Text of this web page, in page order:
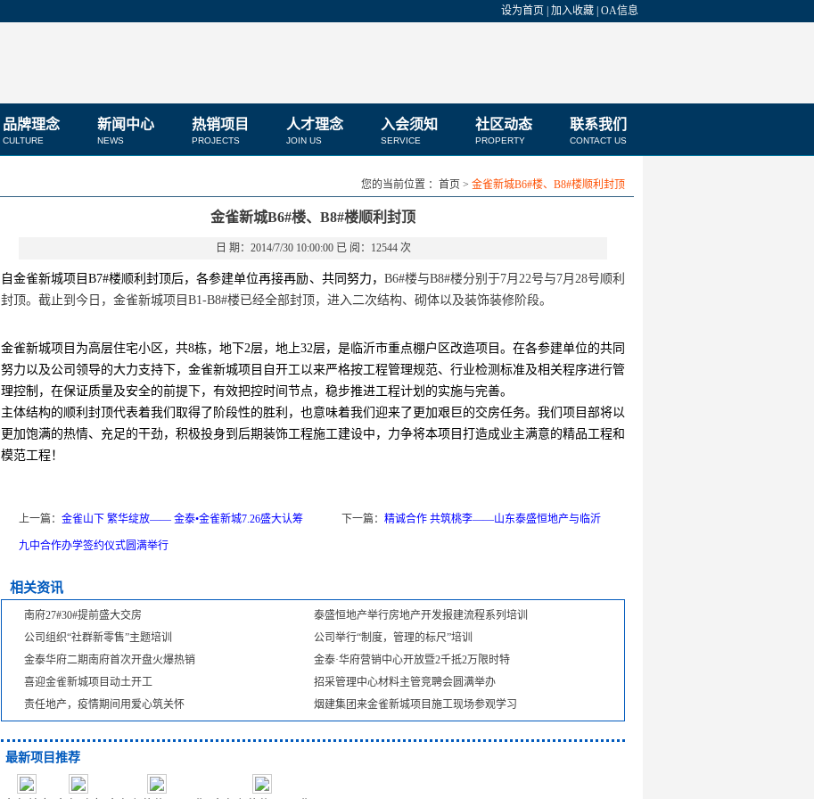
设为首页 加入收藏 OA信息
品牌理念
CULTURE
新闻中心
NEWS
热销项目
PROJECTS
人才理念
JOIN US
入会须知
SERVICE
社区动态
PROPERTY
联系我们
CONTACT US
您的当前位置 ：首页 > 金雀新城B6#楼、B8#楼顺利封顶
金雀新城B6#楼、B8#楼顺利封顶
日 期：2014/7/30 10:00:00 已 阅：12544 次
自金雀新城项目B7#楼顺利封顶后，各参建单位再接再励、共同努力， B6#楼与B8#楼分别于7月 22号与7月 28号顺利
封顶。截止到今日，金雀新城项目 B1-B8#楼已经全部封顶，进入二次结构、砌体以及装饰装修阶段。
金雀新城项目为高层住宅小区，共8栋，地下2层，地上32层，是临沂市重点棚户区改造项目。在各参建单位的共同
努力以及公司领导的大力支持下，金雀新城项目自开工以来严格按工程管理规范、行业检测标准及相关程序进行管
理控制，在保证质量及安全的前提下，有效把控时间节点，稳步推进工程计划的实施与完善。
主体结构的顺利封顶代表着我们取得了阶段性的胜利，也意味着我们迎来了更加艰巨的交房任务。我们项目部将以
更加饱满的热情、充足的干劲，积极投身到后期装饰工程施工建设中，力争将本项目打造成业主满意的精品工程和
模范工程！
上一篇： 金雀山下 繁华绽放—— 金泰•金雀新城7.26盛大认筹 下一篇： 精诚合作 共筑桃李——山东泰盛恒地产与临沂
九中合作办学签约仪式圆满举行
相关资讯
南府27#30#提前盛大交房
泰盛恒地产举行房地产开发报建流程系列培训
公司组织“社群新零售”主题培训
公司举行“制度，管理的标尺”培训
金泰华府二期南府首次开盘火爆热销
金泰·华府营销中心开放暨2千抵2万限时特
喜迎金雀新城项目动土开工
招采管理中心材料主管竞聘会圆满举办
责任地产，疫情期间用爱心筑关怀
烟建集团来金雀新城项目施工现场参观学习
最新项目推荐